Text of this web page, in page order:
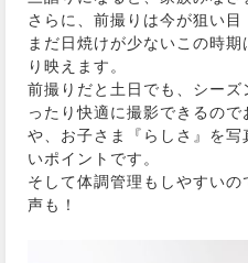
さらに、前撮りは今が狙い目
まだ日焼けが少ないこの時
り映えます。
前撮りだと土日でも、シー
ったり快適に撮影できるので
や、お子さま『らしさ』を
いポイントです。
そして体調管理もしやすい
声も！